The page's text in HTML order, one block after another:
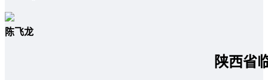
陈飞龙
陕西省